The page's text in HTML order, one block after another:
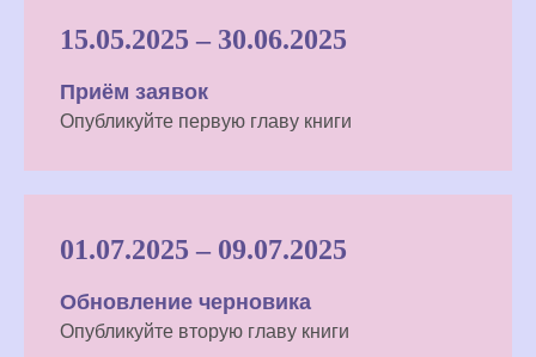
15.05.2025 – 30.06.2025
Приём заявок
Опубликуйте первую главу книги
01.07.2025 – 09.07.2025
Обновление черновика
Опубликуйте вторую главу книги